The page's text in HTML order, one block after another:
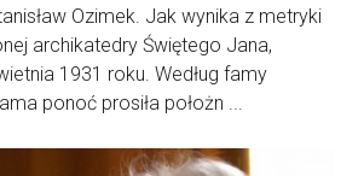
Ozimek. Jak wynika z metryki
archikatedry Świętego Jana,
1931 roku. Według famy
ponoć prosiła położn ...